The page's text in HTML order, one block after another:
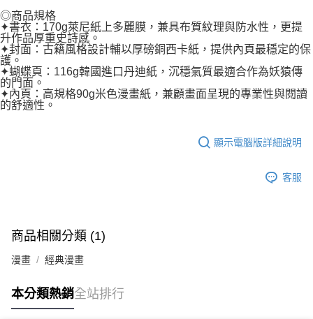
◎商品規格
✦書衣：170g萊尼紙上多麗膜，兼具布質紋理與防水性，更提
升作品厚重史詩感。
✦封面：古籍風格設計輔以厚磅銅西卡紙，提供內頁最穩定的保
護。
✦蝴蝶頁：116g韓國進口丹迪紙，沉穩氣質最適合作為妖猿傳
的門面。
✦內頁：高規格90g米色漫畫紙，兼顧畫面呈現的專業性與閱讀
的舒適性。
顯示電腦版詳細說明
客服
商品相關分類 (1)
漫畫 經典漫畫
本分類熱銷全站排行